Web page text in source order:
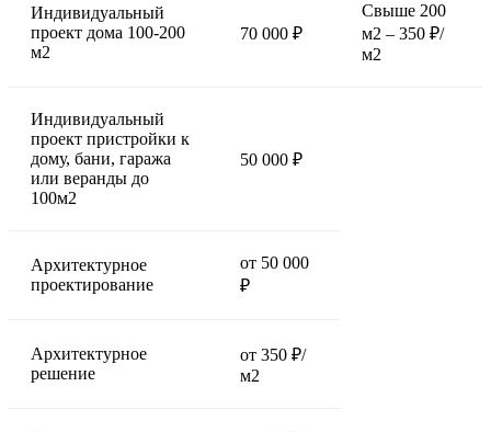
Индивидуальный
проект дома 100-200
м2
70 000 ₽
Свыше 200
м2 – 350 ₽/
м2
Индивидуальный
проект пристройки к
дому, бани, гаража
или веранды до
100м2
50 000 ₽
Архитектурное
проектирование
от 50 000
₽
Архитектурное
решение
от 350 ₽/
м2